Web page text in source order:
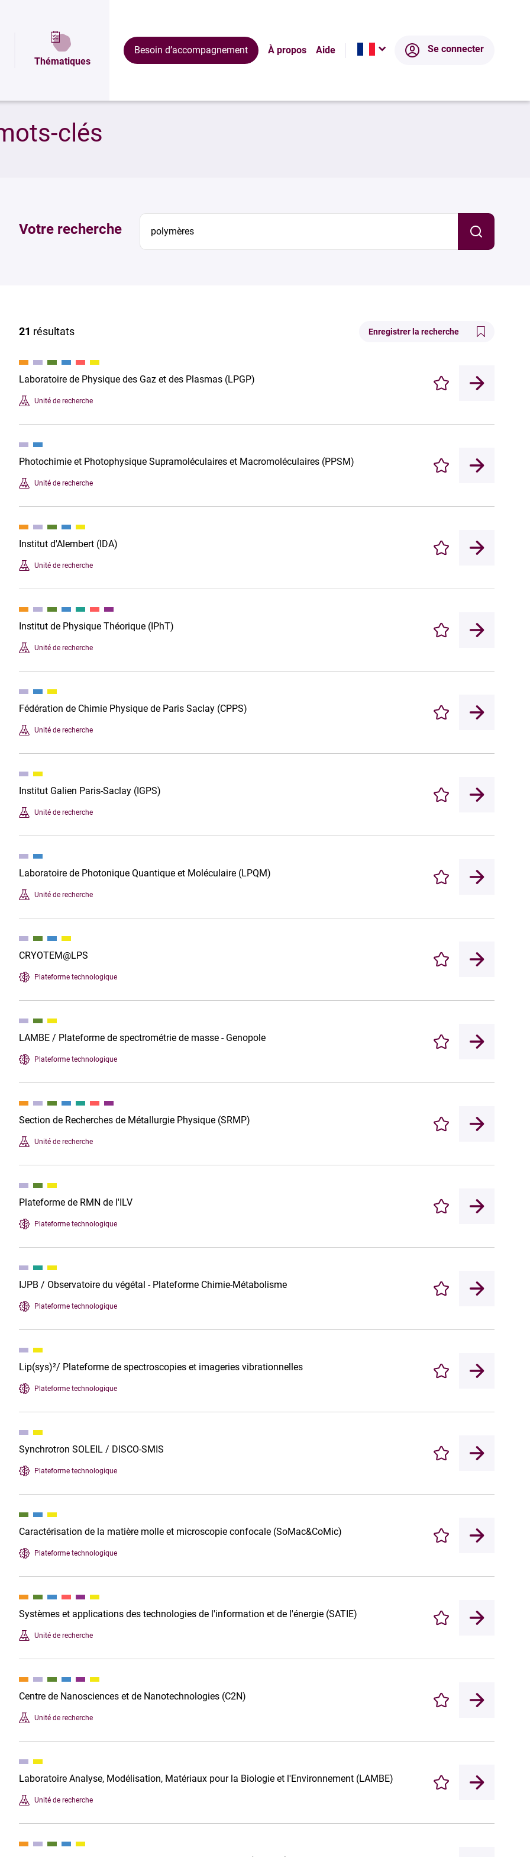
Thématiques
Besoin d’accompagnement À propos Aide Se connecter
clés
Votre recherche
21 résultats Enregistrer la recherche
Laboratoire de Physique des Gaz et des Plasmas (LPGP)
Unité de recherche
Enregistrer
Photochimie et Photophysique Supramoléculaires et Macromoléculaires (PPSM)
Unité de recherche
Enregistrer
Institut d'Alembert (IDA)
Unité de recherche
Enregistrer
Institut de Physique Théorique (IPhT)
Unité de recherche
Enregistrer
Fédération de Chimie Physique de Paris Saclay (CPPS)
Unité de recherche
Enregistrer
Institut Galien Paris-Saclay (IGPS)
Unité de recherche
Enregistrer
Laboratoire de Photonique Quantique et Moléculaire (LPQM)
Unité de recherche
Enregistrer
CRYOTEM@LPS
Plateforme technologique
Enregistrer
LAMBE / Plateforme de spectrométrie de masse - Genopole
Plateforme technologique
Enregistrer
Section de Recherches de Métallurgie Physique (SRMP)
Unité de recherche
Enregistrer
Plateforme de RMN de l'ILV
Plateforme technologique
Enregistrer
IJPB / Observatoire du végétal - Plateforme Chimie-Métabolisme
Plateforme technologique
Enregistrer
Lip(sys)²/ Plateforme de spectroscopies et imageries vibrationnelles
Plateforme technologique
Enregistrer
Synchrotron SOLEIL / DISCO-SMIS
Plateforme technologique
Enregistrer
Caractérisation de la matière molle et microscopie confocale (SoMac&CoMic)
Plateforme technologique
Enregistrer
Systèmes et applications des technologies de l'information et de l'énergie (SATIE)
Unité de recherche
Enregistrer
Centre de Nanosciences et de Nanotechnologies (C2N)
Unité de recherche
Enregistrer
Laboratoire Analyse, Modélisation, Matériaux pour la Biologie et l'Environnement (LAMBE)
Unité de recherche
Enregistrer